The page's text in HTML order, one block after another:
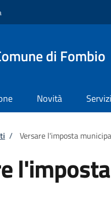
di Fombio
Novità Servizi
di pane
/ Versare l'imposta